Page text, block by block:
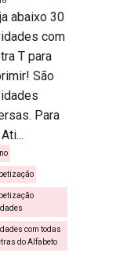
abaixo 30
com
T para
São
Para
com todas
do Alfabeto